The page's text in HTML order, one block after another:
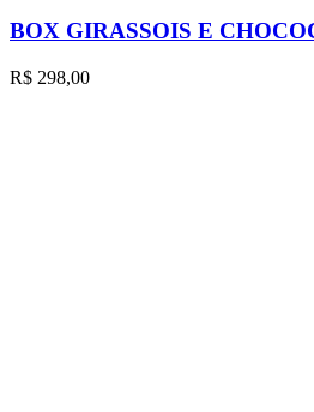
BOX GIRASSOIS E
R$ 298,00